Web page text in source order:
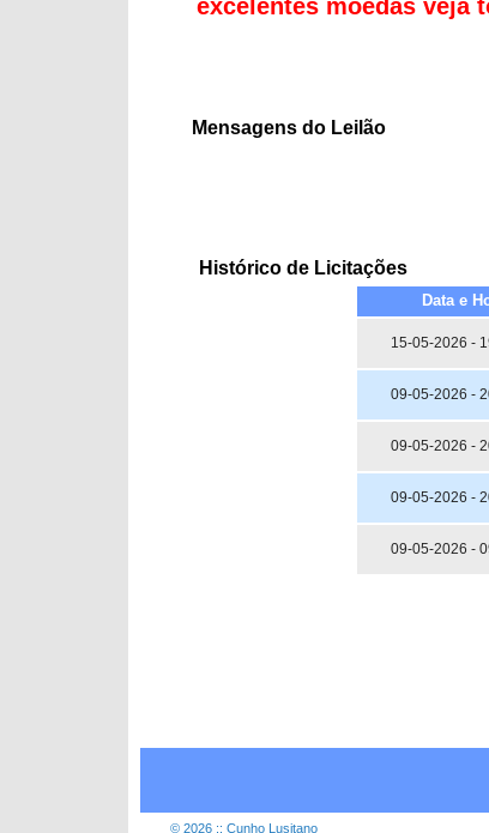
Mensagens do Leilão
Histórico de Licitações
Data e
15-05-2026 -
09-05-2026 -
09-05-2026 -
09-05-2026 -
09-05-2026 -
© 2026 :: Cunho Lusitano